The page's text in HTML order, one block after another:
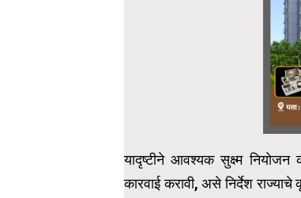
यादृष्टीने आवश्यक सुक्ष्म
कारवाई करावी, असे निर्देश